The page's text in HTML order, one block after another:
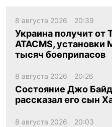
8 августа 2026 20:39
Украина получит от
ATACMS, установки
тысяч боеприпасов
8 августа 2026 20:26
Состояние Джо
рассказал его сын
8 августа 2026 20:03